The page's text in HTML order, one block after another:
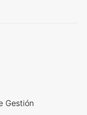
Gestión